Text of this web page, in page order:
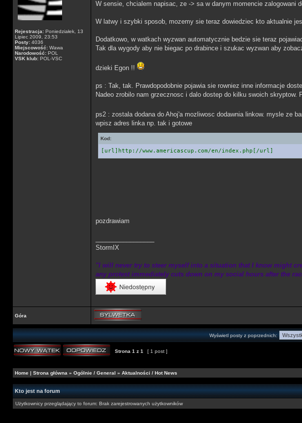
Rejestracja: Poniedziałek, 13
Lipiec 2009, 23:53
Posty: 4036
Miejscowość: Wawa
Narodowość: POL
VSK klub: POL-VSC
W sensie, chcialem napisac, ze -> sa w danym momencie zalogowani
W latwy i szybki sposob, mozemy sie teraz dowiedziec kto aktualnie
Dodatkowo, w watkach wyzwan automatycznie bedzie sie teraz
Tak dla wygody aby nie biegac po drabince i szukac wyzwan aby
dzieki Egon !!
ps : Tak, tak. Prawdopodobnie pojawia sie rowniez inne informacje
Nadeo zrobilo nam grzecznosc i dalo dostep do kilku swoich
ps2 : zostala dodana do Ahoj'a mozliwosc dodawnia linkow. mysle ze
wpisz adres linka np. tak i gotowe
Kod:
[url]http://www.americascup.com/en/index.php[/url]
pozdrawiam
StormIX
"I will never try to steer myself into a situation that I know might
any protest immediately cuts down on my social hours after the
Góra
Wyświetl posty z poprzednich:
Strona 1 z 1 [ 1 post ]
Home | Strona główna » Ogólnie / General » Aktualności / Hot News
Kto jest na forum
Użytkownicy przeglądający to forum: Brak zarejestrowanych użytkowników